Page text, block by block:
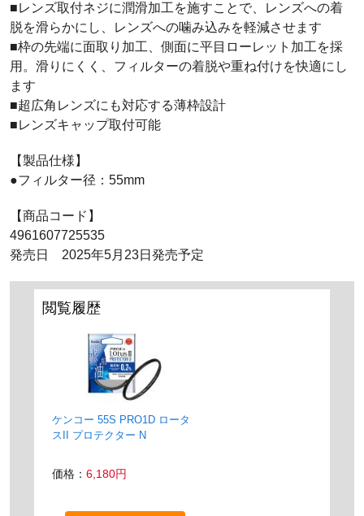
■レンズ取付ネジに潤滑加工を施すことで、レンズへの着
脱を滑らかにし、レンズへの噛み込みを軽減させます
■枠の先端に面取り加工、側面に平目ローレット加工を採
用。滑りにくく、フィルターの着脱や重ね付けを快適にし
ます
■超広角レンズにも対応する薄枠設計
■レンズキャップ取付可能
【製品仕様】
●フィルター径：55mm
【商品コード】
4961607725535
発売日 2025年5月23日発売予定
閲覧履歴
ケンコー 55S PRO1D ロータ
スII プロテクター N
価格： 6,180円